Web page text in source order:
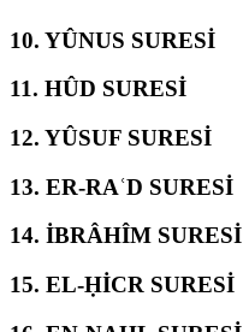
10. YÛNUS SURESİ
11. HÛD SURESİ
12. YÛSUF SURESİ
13. ER-RAʿD SURESİ
14. İBRÂHÎM SURESİ
15. EL-ḤİCR SURESİ